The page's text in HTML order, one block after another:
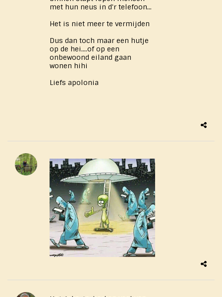
met hun neus in d'r telefoon...
Het is niet meer te vermijden
Dus dan toch maar een hutje
op de hei....of op een
onbewoond eiland gaan
wonen hihi
Liefs apolonia